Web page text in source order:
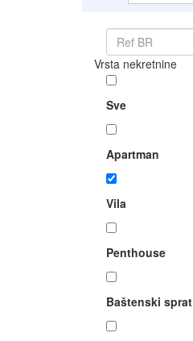
Vrsta nekretnine
Sve
Apartman
Vila
Penthouse
Baštenski sprat